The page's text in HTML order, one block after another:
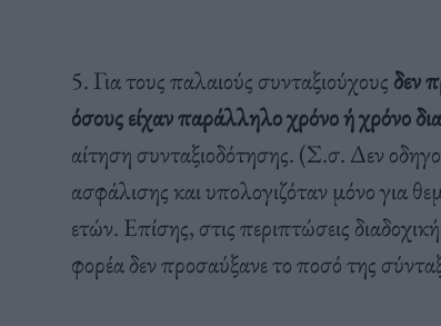
5. Για τους παλαιούς συνταξιούχους δεν
όσους είχαν παράλληλο χρόνο ή χρόνο
αίτηση συνταξιοδότησης. (Σ.σ. Δεν
ασφάλισης και υπολογιζόταν μόνο για
ετών. Επίσης, στις περιπτώσεις
φορέα δεν προσαύξανε το ποσό της